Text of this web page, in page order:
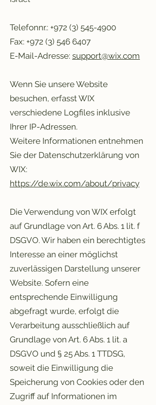
Telefonnr.: +972 (3) 545-4900
Fax: +972 (3) 546 6407
E-Mail-Adresse: support@wix.com
Wenn Sie unsere Website
besuchen, erfasst WIX
verschiedene Logfiles inklusive
Ihrer IP-Adressen.
Weitere Informationen entnehmen
Sie der Datenschutzerklärung von
WIX:
https://de.wix.com/about/privacy
Die Verwendung von WIX erfolgt
auf Grundlage von Art. 6 Abs. 1 lit. f
DSGVO. Wir haben ein berechtigtes
Interesse an einer möglichst
zuverlässigen Darstellung unserer
Website. Sofern eine
entsprechende Einwilligung
abgefragt wurde, erfolgt die
Verarbeitung ausschließlich auf
Grundlage von Art. 6 Abs. 1 lit. a
DSGVO und § 25 Abs. 1 TTDSG,
soweit die Einwilligung die
Speicherung von Cookies oder den
Zugriff auf Informationen im